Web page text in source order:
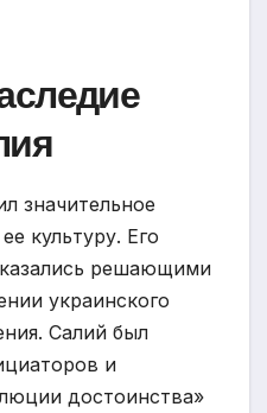
значительное
культуру. Его
решающими
украинского
Салий был
и
достоинства»